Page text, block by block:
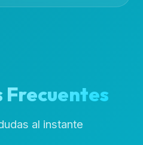
Frecuentes
al instante